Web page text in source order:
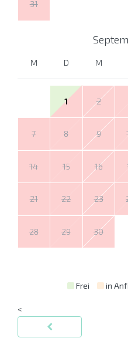
31
M D M
1 2
7 8 9
14 15 16
21 22 23
28 29 30
Frei in
<